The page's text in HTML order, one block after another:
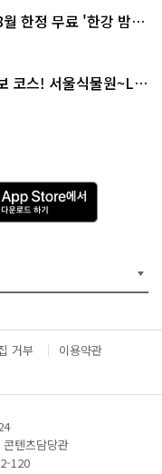
한정 무료 '한강 밤
코스! 서울식물원~LG
A
p
p
e
서
다
운
거부
이용약관
텐츠담당관
120